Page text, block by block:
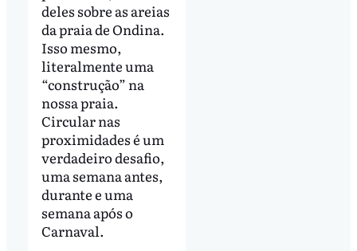
deles sobre as areias
da praia de Ondina.
Isso mesmo,
literalmente uma
“construção” na
nossa praia.
Circular nas
proximidades é um
verdadeiro desafio,
uma semana antes,
durante e uma
semana após o
Carnaval.